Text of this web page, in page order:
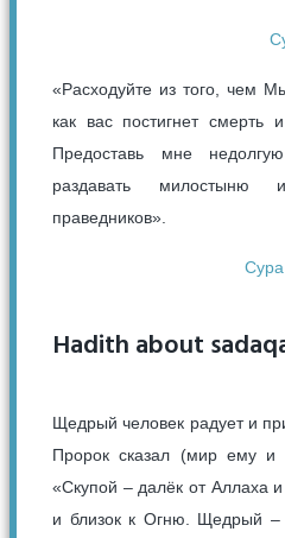
«Расходуйте из того, чем
как вас постигнет смерть
Предоставь мне
раздавать
праведников».
Hadith about
Щедрый человек радует и
Пророк сказал (мир ему и
«Скупой – далёк от Аллаха
и близок к Огню. Щедрый –